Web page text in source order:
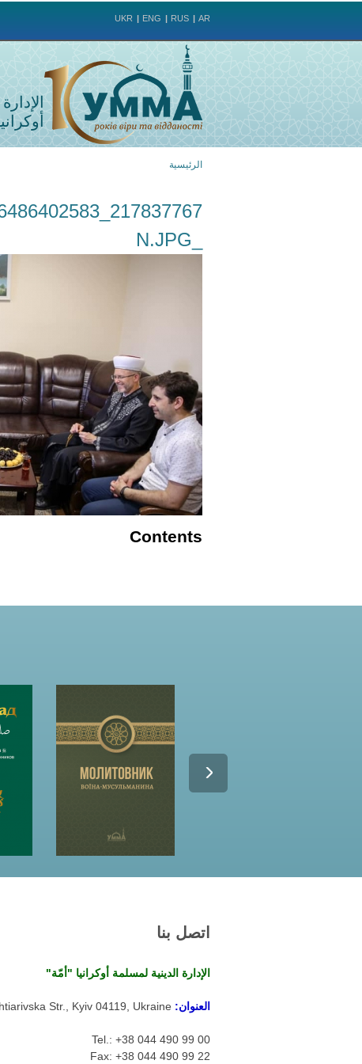
UKR ENG RUS AR
هنا
الرئيسية
Contents
اتصل بنا
الإدارة الدينية لمسلمة أوكرانيا "أمّة"
العنوان: Str., Kyiv 04119, Ukraine
Tel.: +38 044 490 99 00
Fax: +38 044 490 99 22